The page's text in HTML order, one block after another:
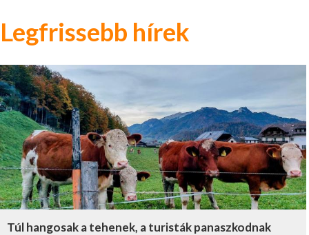
Legfrissebb hírek
Túl hangosak a tehenek, a turisták panaszkodnak